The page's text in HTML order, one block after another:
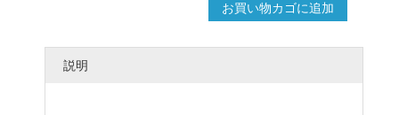
る）
お買い物カゴに追加
説明